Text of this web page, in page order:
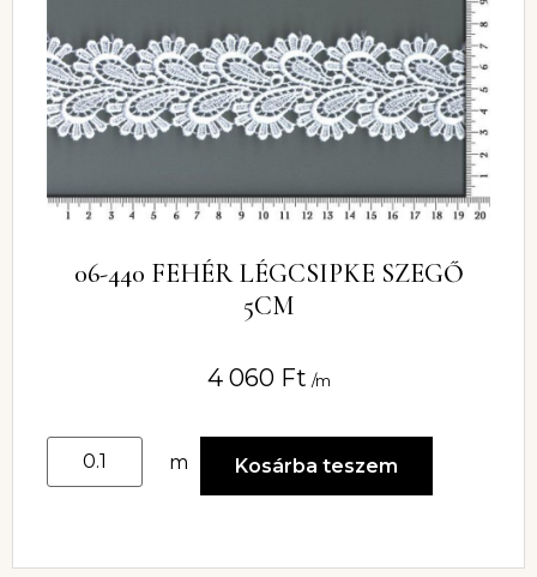
06-440 FEHÉR LÉGCSIPKE SZEGŐ
5CM
4 060 Ft /m
m Kosárba teszem